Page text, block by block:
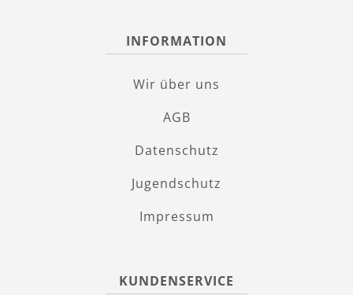
INFORMATION
Wir über uns
AGB
Datenschutz
Jugendschutz
Impressum
KUNDENSERVICE